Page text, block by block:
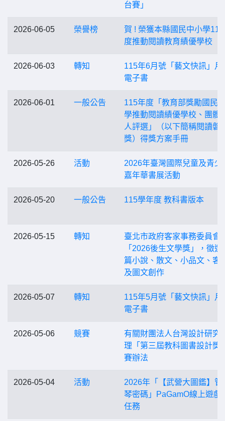
台賽」
2026-06-05 榮譽榜
賀 ! 榮獲本縣國民中小學
度推動閱讀教育績優學校
2026-06-03 轉知
115年6月號「藝文快訊」月
電子書
2026-06-01 一般公告
115年度「教育部獎勵國民
學推動閱讀績優學校、團體
人評選」（以下簡稱閱讀磐
獎）得獎方案手冊
2026-05-26 活動
2026年臺灣國際兒童及青少
嘉年華書展活動
2026-05-20 一般公告 115學年度 教科書版本
2026-05-15 轉知
臺北市政府客家事務委員會
「2026後生文學獎」，徵選
篇小說、散文、小品文、客
及圖文創作
2026-05-07 轉知
115年5月號「藝文快訊」月
電子書
2026-05-06 競賽
有關財團法人台灣設計研究
理「第三屆教科圖書設計獎
賽辦法
2026-05-04 活動
2026年「【武營大圖鑑】管
琴密碼」PaGamO線上遊戲
任務